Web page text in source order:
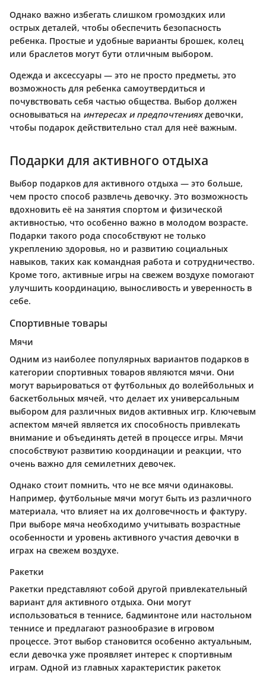
Однако важно избегать слишком громоздких или
острых деталей, чтобы обеспечить безопасность
ребенка. Простые и удобные варианты брошек, колец
или браслетов могут бути отличным выбором.
Одежда и аксессуары — это не просто предметы, это
возможность для ребенка самоутвердиться и
почувствовать себя частью общества. Выбор должен
основываться на интересах и предпочтенияхдевочки,
чтобы подарок действительно стал для неё важным.
Подарки для активного отдыха
Выбор подарков для активного отдыха — это больше,
чем просто способ развлечь девочку. Это возможность
вдохновить её на занятия спортом и физической
активностью, что особенно важно в молодом возрасте.
Подарки такого рода способствуют не только
укреплению здоровья, но и развитию социальных
навыков, таких как командная работа и сотрудничество.
Кроме того, активные игры на свежем воздухе помогают
улучшить координацию, выносливость и уверенность в
себе.
Спортивные товары
Мячи
Одним из наиболее популярных вариантов подарков в
категории спортивных товаров являются мячи. Они
могут варьироваться от футбольных до волейбольных и
баскетбольных мячей, что делает их универсальным
выбором для различных видов активных игр. Ключевым
аспектом мячей является их способность привлекать
внимание и объединять детей в процессе игры. Мячи
способствуют развитию координации и реакции, что
очень важно для семилетних девочек.
Однако стоит помнить, что не все мячи одинаковы.
Например, футбольные мячи могут быть из различного
материала, что влияет на их долговечность и фактуру.
При выборе мяча необходимо учитывать возрастные
особенности и уровень активного участия девочки в
играх на свежем воздухе.
Ракетки
Ракетки представляют собой другой привлекательный
вариант для активного отдыха. Они могут
использоваться в теннисе, бадминтоне или настольном
теннисе и предлагают разнообразие в игровом
процессе. Этот выбор становится особенно актуальным,
если девочка уже проявляет интерес к спортивным
играм. Одной из главных характеристик ракеток